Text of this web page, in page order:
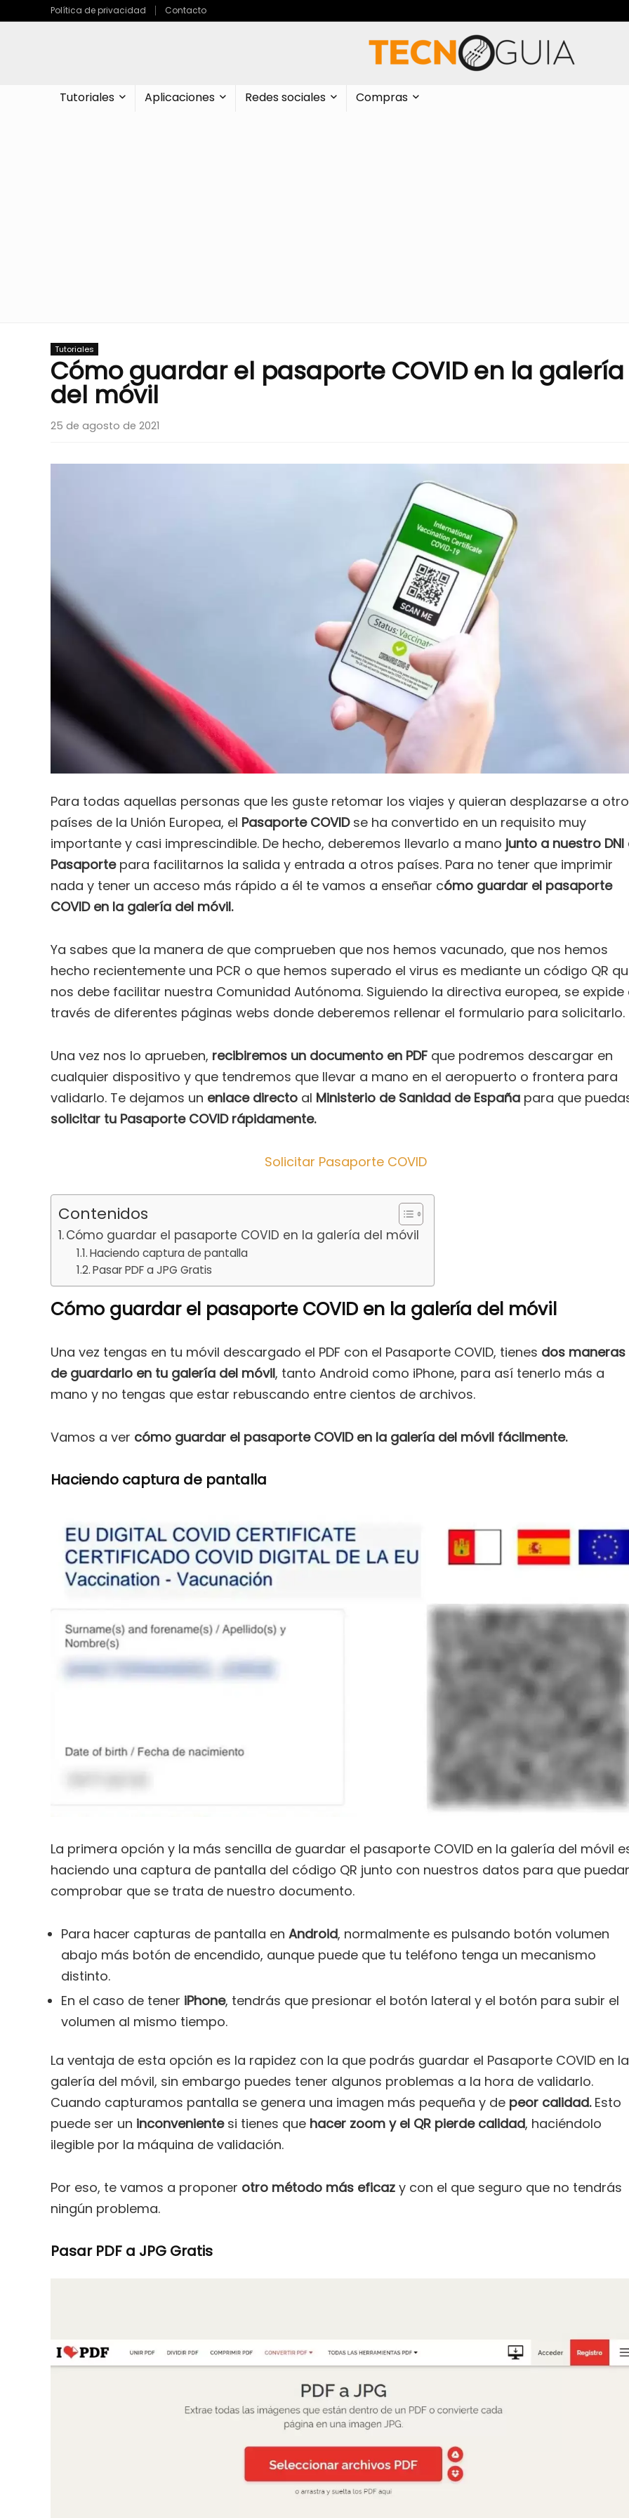
Política de privacidad Contacto
Tutoriales Aplicaciones Redes sociales Compras
Tutoriales
Cómo guardar el pasaporte COVID en la galería
del móvil
25 de agosto de 2021
Para todas aquellas personas que les guste retomar los viajes y quieran desplazarse a
países de la Unión Europea, el Pasaporte COVIDse ha convertido en un requisito muy
importante y casi imprescindible. De hecho, deberemos llevarlo a mano junto a nuestro DNI
Pasaportepara facilitarnos la salida y entrada a otros países. Para no tener que imprimir
nada y tener un acceso más rápido a él te vamos a enseñar cómo guardar el pasaporte
COVID en la galería del móvil.
Ya sabes que la manera de que comprueben que nos hemos vacunado, que nos hemos
hecho recientemente una PCR o que hemos superado el virus es mediante un código QR
nos debe facilitar nuestra Comunidad Autónoma. Siguiendo la directiva europea, se expide
través de diferentes páginas webs donde deberemos rellenar el formulario para solicitarlo.
Una vez nos lo aprueben, recibiremos un documento en PDF que podremos descargar en
cualquier dispositivo y que tendremos que llevar a mano en el aeropuerto o frontera para
validarlo. Te dejamos un enlace directo al Ministerio de Sanidad de España para que
solicitar tu Pasaporte COVID rápidamente.
Solicitar Pasaporte COVID
Contenidos
Cómo guardar el pasaporte COVID en la galería del móvil
Haciendo captura de pantalla
Pasar PDF a JPG Gratis
Cómo guardar el pasaporte COVID en la galería del móvil
Una vez tengas en tu móvil descargado el PDF con el Pasaporte COVID, tienes dos maneras
de guardarlo en tu galería del móvil, tanto Android como iPhone, para así tenerlo más a
mano y no tengas que estar rebuscando entre cientos de archivos.
Vamos a ver cómo guardar el pasaporte COVID en la galería del móvil fácilmente.
Haciendo captura de pantalla
La primera opción y la más sencilla de guardar el pasaporte COVID en la galería del móvil
haciendo una captura de pantalla del código QR junto con nuestros datos para que
comprobar que se trata de nuestro documento.
Para hacer capturas de pantalla en Android, normalmente es pulsando botón volumen
abajo más botón de encendido, aunque puede que tu teléfono tenga un mecanismo
distinto.
En el caso de tener iPhone, tendrás que presionar el botón lateral y el botón para subir el
volumen al mismo tiempo.
La ventaja de esta opción es la rapidez con la que podrás guardar el Pasaporte COVID en la
galería del móvil, sin embargo puedes tener algunos problemas a la hora de validarlo.
Cuando capturamos pantalla se genera una imagen más pequeña y de peor calidad.Esto
puede ser un inconvenientesi tienes que hacer zoom y el QR pierde calidad, haciéndolo
ilegible por la máquina de validación.
Por eso, te vamos a proponer otro método más eficaz y con el que seguro que no tendrás
ningún problema.
Pasar PDF a JPG Gratis